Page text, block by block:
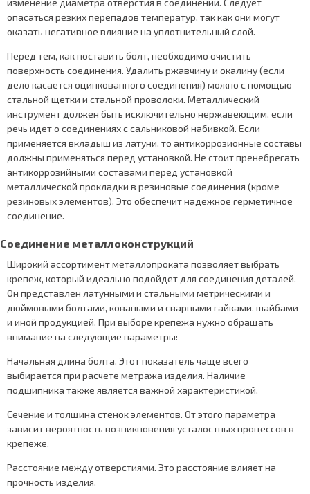
изменение диаметра отверстия в соединении. Следует
опасаться резких перепадов температур, так как они могут
оказать негативное влияние на уплотнительный слой.
Перед тем, как поставить болт, необходимо очистить
поверхность соединения. Удалить ржавчину и окалину (если
дело касается оцинкованного соединения) можно с помощью
стальной щетки и стальной проволоки. Металлический
инструмент должен быть исключительно нержавеющим, если
речь идет о соединениях с сальниковой набивкой. Если
применяется вкладыш из латуни, то антикоррозионные составы
должны применяться перед установкой. Не стоит пренебрегать
антикоррозийными составами перед установкой
металлической прокладки в резиновые соединения (кроме
резиновых элементов). Это обеспечит надежное герметичное
соединение.
Соединение металлоконструкций
Широкий ассортимент металлопроката позволяет выбрать
крепеж, который идеально подойдет для соединения деталей.
Он представлен латунными и стальными метрическими и
дюймовыми болтами, коваными и сварными гайками, шайбами
и иной продукцией. При выборе крепежа нужно обращать
внимание на следующие параметры:
Начальная длина болта. Этот показатель чаще всего
выбирается при расчете метража изделия. Наличие
подшипника также является важной характеристикой.
Сечение и толщина стенок элементов. От этого параметра
зависит вероятность возникновения усталостных процессов в
крепеже.
Расстояние между отверстиями. Это расстояние влияет на
прочность изделия.